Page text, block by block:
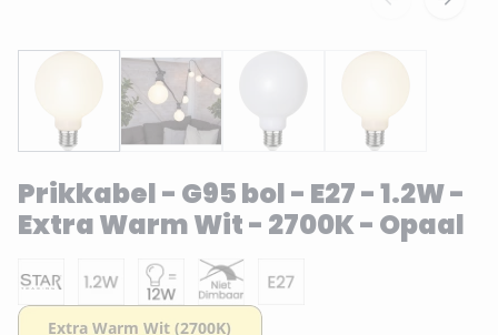
Prikkabel - G95 bol - E27 - 1.2W -
Extra Warm Wit - 2700K - Opaal